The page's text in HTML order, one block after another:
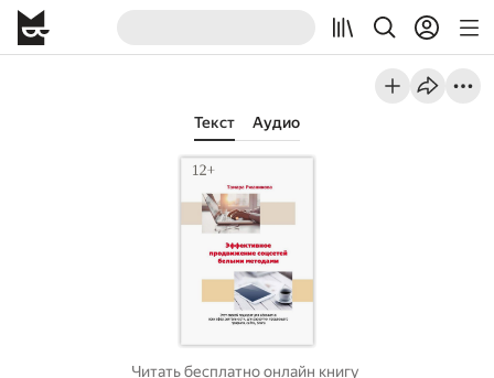
Текст Аудио
Читать бесплатно онлайн книгу